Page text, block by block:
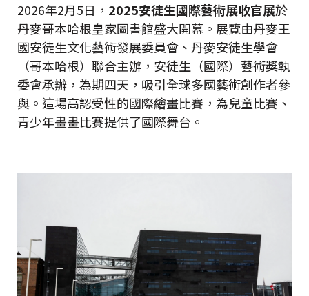
2026年2月5日， 2025安徒生國際藝術展收官展於
丹麥哥本哈根皇家圖書館盛大開幕。展覽由丹麥王
國安徒生文化藝術發展委員會、丹麥安徒生學會
（哥本哈根）聯合主辦，安徒生（國際）藝術獎執
委會承辦，為期四天，吸引全球多國藝術創作者參
與。這場高認受性的國際繪畫比賽，為兒童比賽、
青少年畫畫比賽提供了國際舞台。